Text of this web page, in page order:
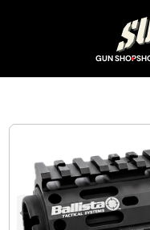
GUN SHOP